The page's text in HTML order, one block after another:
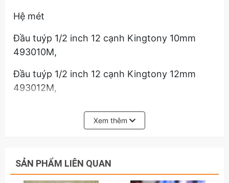
Hệ mét
Đầu tuýp 1/2 inch 12 cạnh Kingtony 10mm
493010M,
Đầu tuýp 1/2 inch 12 cạnh Kingtony 12mm
493012M,
Đầu tuýp 1/2 inch 12 cạnh Kingtony 14mm
493017M,
Xem thêm
SẢN PHẨM LIÊN QUAN